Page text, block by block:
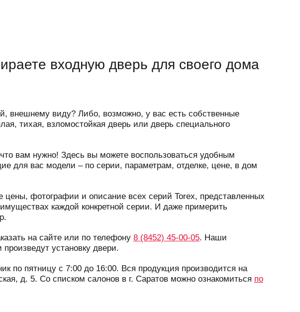
входную дверь для своего дома
внешнему виду? Либо, возможно, у вас есть собственные
тихая, взломостойкая дверь или дверь специального
вам нужно! Здесь вы можете воспользоваться удобным
для вас модели – по серии, параметрам, отделке, цене, в дом
цены, фотографии и описание всех серий Torex, представленных
каждой конкретной серии. И даже примерить
на сайте или по телефону 8 (8452) 45-00-05. Наши
установку двери.
по пятницу с 7:00 до 16:00. Вся продукция производится на
д. 5. Со списком салонов в г. Саратов можно ознакомиться по